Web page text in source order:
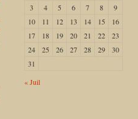
3
4 5 6 7 8
9
10
11 12 13 14 15
16
17
18 19 20 21 22
23
24
25 26 27 28 29
30
31
« Juil